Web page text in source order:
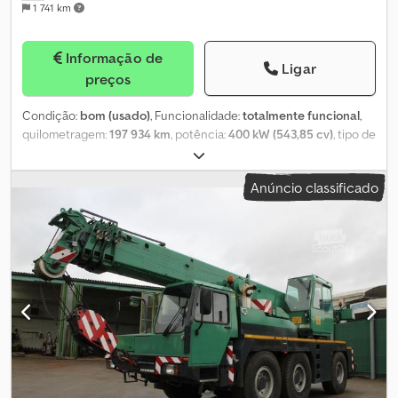
1 741 km
Informação de
preços
Ligar
Condição: bom (usado), Funcionalidade:totalmente funcional,
quilometragem:197 934 km, potência:400 kW (543,85 cv), tipo de
, tipo de combustível:
amarelo, peso total:60 000 kg, tamanho do pneu:445/95 R25,
, primeira matrícula:01/2006, classe de
emissão:Euro 3
horas de funcionamento:
W095750006EL05557, Equipamento:
segurança UVV, bloqueio do diferencial, computador de
bordo, faróis adicionais, grua, retardador, Liebherr LTM 1100-5.1
N.º de série: 065 556 Capacidade de carga: 100 t / 75% Ano de
fabricação: 2006 - Lança telescópica: 11,5 - 52 m Lança dobrável:
10,8 / 19 m Número de guinchos: 1 Lastro: 26,0 t / 9,0 t (35 t no
total) Polias de gancho: 3 roldanas, 63 t, gancho duplo; 1 roldana,
30 t; gancho de carga, 10 t Motor principal: Liebherr D 9408 TI-E
Anúncio classificado